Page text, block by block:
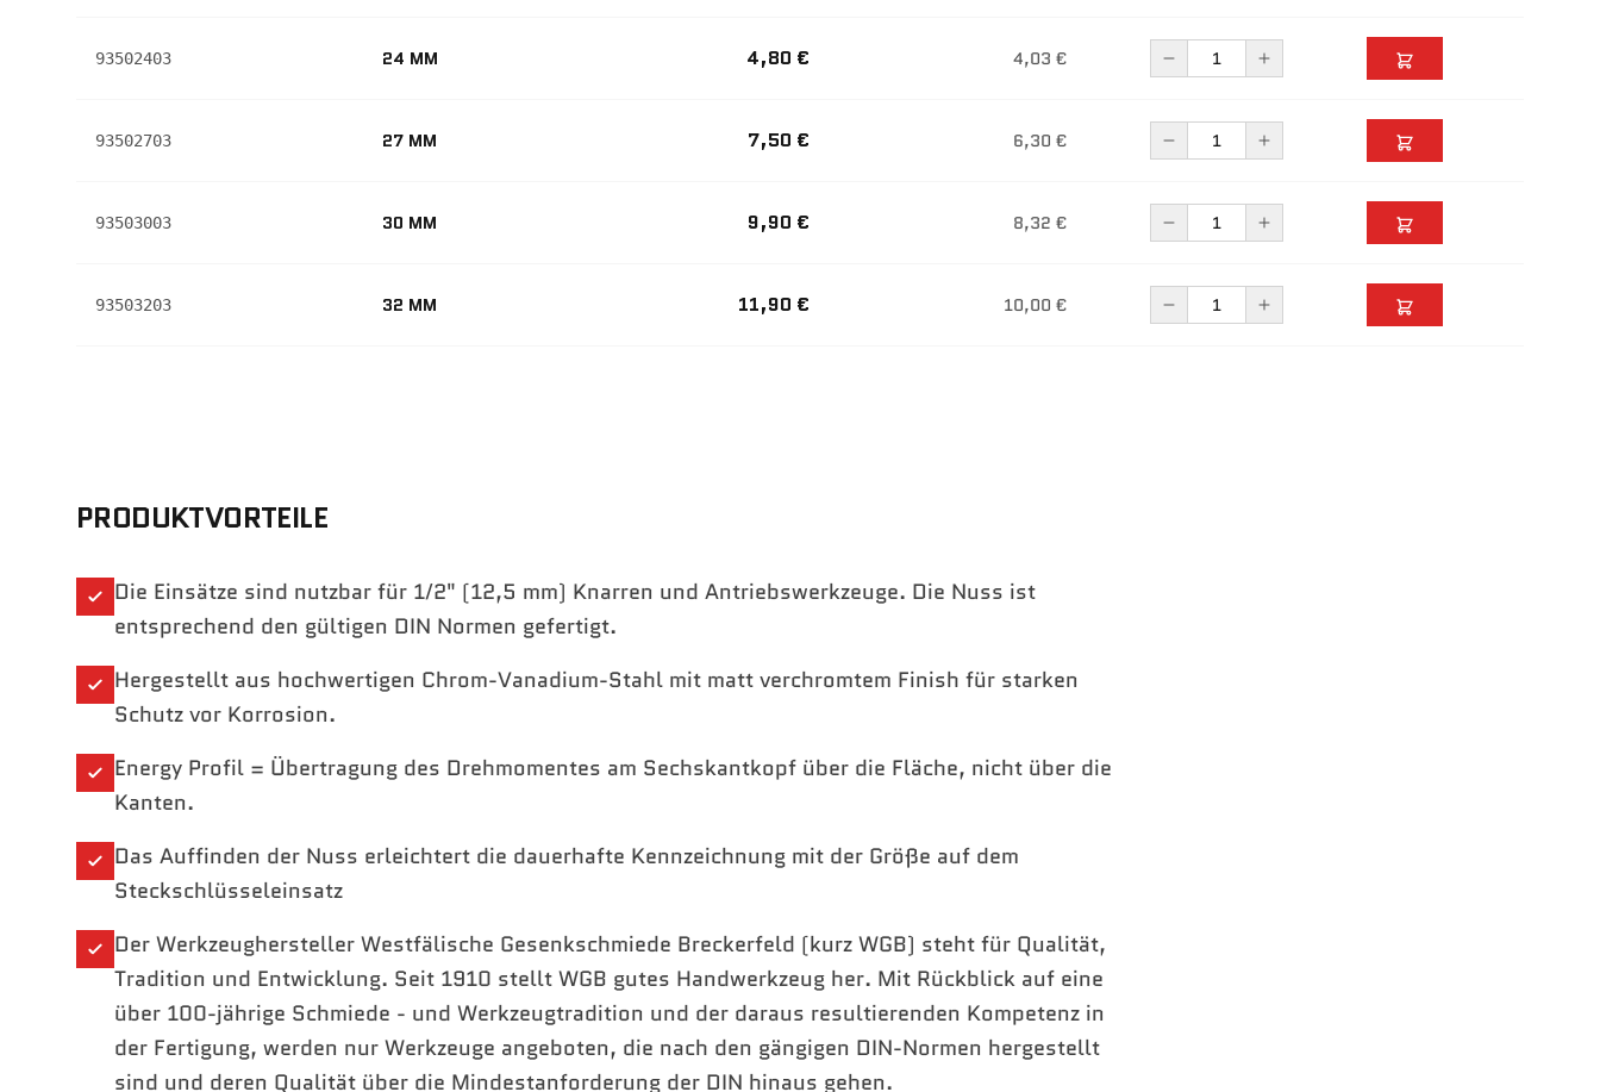
93502403 24 MM 4,80 € 4,03 €
93502703 27 MM 7,50 € 6,30 €
93503003 30 MM 9,90 € 8,32 €
93503203 32 MM 11,90 € 10,00 €
PRODUKTVORTEILE
Die Einsätze sind nutzbar für 1/2" (12,5 mm) Knarren und Antriebswerkzeuge. Die Nuss ist
entsprechend den gültigen DIN Normen gefertigt.
Hergestellt aus hochwertigen Chrom-Vanadium-Stahl mit matt verchromtem Finish für starken
Schutz vor Korrosion.
Energy Profil = Übertragung des Drehmomentes am Sechskantkopf über die Fläche, nicht über die
Kanten.
Das Auffinden der Nuss erleichtert die dauerhafte Kennzeichnung mit der Größe auf dem
Steckschlüsseleinsatz
Der Werkzeughersteller Westfälische Gesenkschmiede Breckerfeld (kurz WGB) steht für Qualität,
Tradition und Entwicklung. Seit 1910 stellt WGB gutes Handwerkzeug her. Mit Rückblick auf eine
über 100-jährige Schmiede - und Werkzeugtradition und der daraus resultierenden Kompetenz in
der Fertigung, werden nur Werkzeuge angeboten, die nach den gängigen DIN-Normen hergestellt
sind und deren Qualität über die Mindestanforderung der DIN hinaus gehen.